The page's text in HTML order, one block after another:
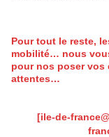
Pour tout le reste,
mobilité… nous
pour nos poser
attentes…
[ile-de-